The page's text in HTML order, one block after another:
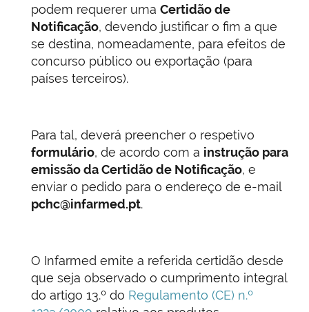
podem requerer uma Certidão de
Notificação, devendo justificar o fim a que
se destina, nomeadamente, para efeitos de
concurso público ou exportação (para
países terceiros).
Para tal, deverá preencher o respetivo
formulário, de acordo com a instrução para
emissão da Certidão de Notificação, e
enviar o pedido para o endereço de e-mail
pchc@infarmed.pt.
O Infarmed emite a referida certidão desde
que seja observado o cumprimento integral
do artigo 13.º do Regulamento (CE) n.º